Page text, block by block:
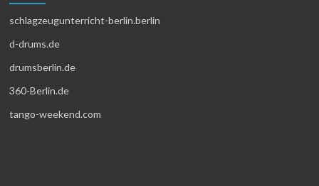
schlagzeugunterricht-berlin.berlin
d-drums.de
drumsberlin.de
360-Berlin.de
tango-weekend.com